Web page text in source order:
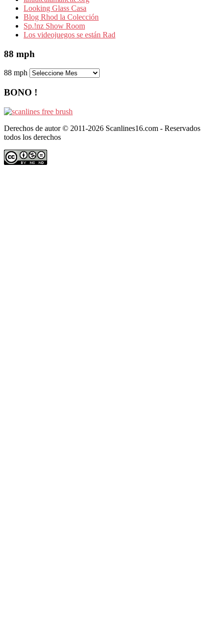
Looking Glass Casa
Blog Rhod la Colección
Sp.!nz Show Room
Los videojuegos se están Rad
88 mph
88 mph
BONO !
Derechos de autor © 2011-2026 Scanlines16.com - Reservados
todos los derechos